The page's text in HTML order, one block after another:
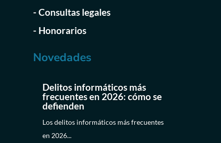
- Consultas legales
- Honorarios
Novedades
Delitos informáticos más
frecuentes en 2026: cómo se
defienden
Los delitos informáticos más frecuentes
en 2026...